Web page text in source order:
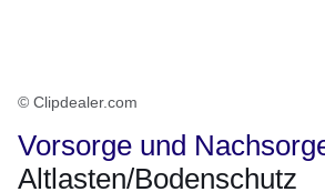
© Clipdealer.com
Vorsorge und
Altlasten/Bodenschutz